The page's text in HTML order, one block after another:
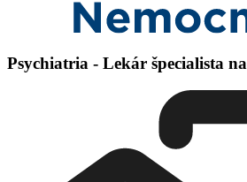
Psychiatria - Lekár špecialista